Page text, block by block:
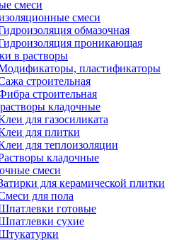
смеси
смеси
обмазочная
проникающая
в растворы
пластификаторы
строительная
строительная
кладочные
для газосиликата
для плитки
для теплоизоляции
кладочные
смеси
для керамической плитки
для пола
готовые
сухие